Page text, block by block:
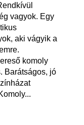
vagyok. Egy
aki vágyik a
komoly
Barátságos, jó